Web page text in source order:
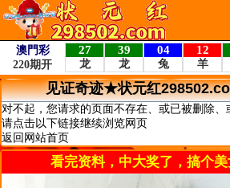
见证奇迹★状元红
对不起，您请求的页面不存在、或已被删除、
请点击以下链接继续浏览网页
返回网站首页
看完资料，中大奖了，搞个美